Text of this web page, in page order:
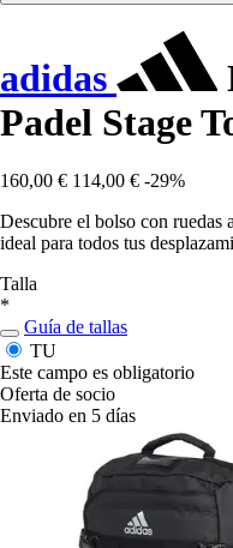
adidas
Padel Stage
160,00 € 114,00 € -29%
Descubre el bolso con ruedas
ideal para todos tus
Talla
*
Guía de tallas
TU
Este campo es obligatorio
Oferta de socio
Enviado en 5 días